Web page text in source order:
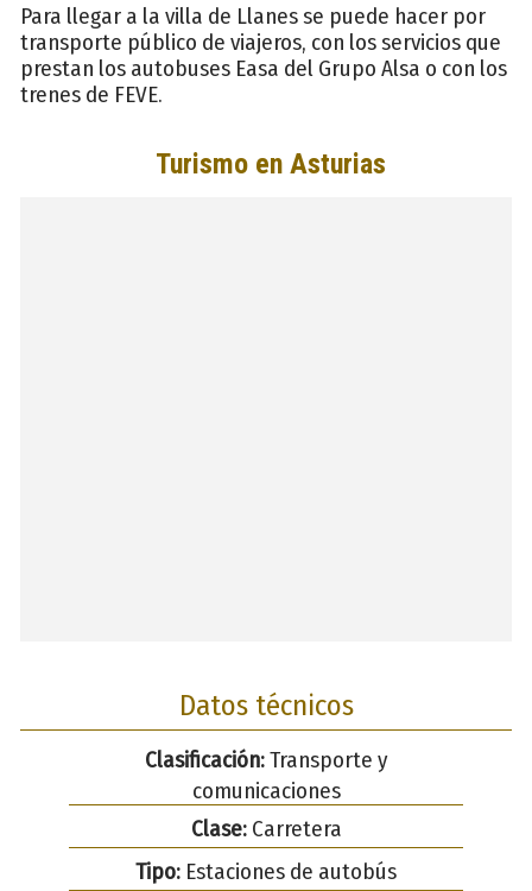
Para llegar a la villa de Llanes se puede hacer por
transporte público de viajeros, con los servicios que
prestan los autobuses Easa del Grupo Alsa o con los
trenes de FEVE.
Datos técnicos
Clasificación:Transporte y
comunicaciones
Clase:Carretera
Tipo: Estaciones de autobús